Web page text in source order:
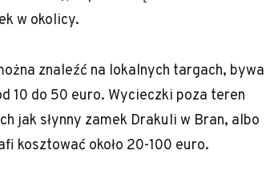
w okolicy.
znaleźć na lokalnych targach, bywa
10 do 50 euro. Wycieczki poza teren
jak słynny zamek Drakuli w Bran, albo
kosztować około 20-100 euro.